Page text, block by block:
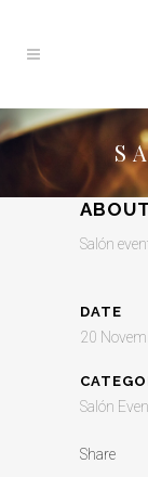
Salón
DATE
20
Salón
Share